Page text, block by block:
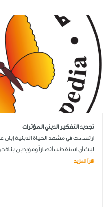
تجديد التفكير الديني المؤثرات
ارتسمت في مشهد الحياة الدينية إبان
لبث أن استقطب أنصاراً ومؤيدين
اقرأ المزيد